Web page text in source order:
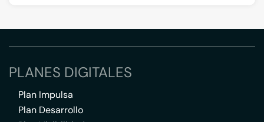
PLANES DIGITALES
Plan Impulsa
Plan Desarrollo